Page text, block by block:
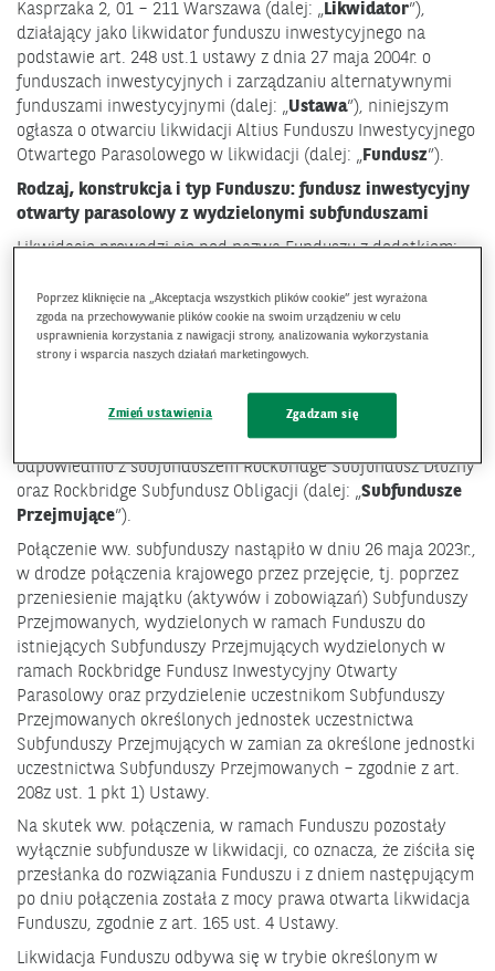
Kasprzaka 2, 01 – 211 Warszawa (dalej: „Likwidator”),
działający jako likwidator funduszu inwestycyjnego na
podstawie art. 248 ust.1 ustawy z dnia 27 maja 2004r. o
funduszach inwestycyjnych i zarządzaniu alternatywnymi
funduszami inwestycyjnymi (dalej: „Ustawa”), niniejszym
ogłasza o otwarciu likwidacji Altius Funduszu Inwestycyjnego
Otwartego Parasolowego w likwidacji (dalej: „Fundusz”).
Rodzaj, konstrukcja i typ Funduszu: fundusz inwestycyjny
otwarty parasolowy z wydzielonymi subfunduszami
Likwidację prowadzi się pod nazwą Funduszu z dodatkiem:
połączenie subfunduszu ALTIUS Subfundusz Absolutnej Stopy
Zwrotu Dłużny oraz subfunduszu ALTIUS Subfundusz
Konserwatywny wydzielonych w ramach Funduszu (dalej:
wydzielonymi w ramach funduszu Rockbridge Fundusz
Inwestycyjny Otwarty Parasolowy, zarządzanego przez
Rockbridge Towarzystwo Funduszy Inwestycyjnych S.A. –
odpowiednio z subfunduszem Rockbridge Subfundusz Dłużny
oraz Rockbridge Subfundusz Obligacji (dalej: „Subfundusze
Przejmujące”).
Połączenie ww. subfunduszy nastąpiło w dniu 26 maja 2023r.,
w drodze połączenia krajowego przez przejęcie, tj. poprzez
przeniesienie majątku (aktywów i zobowiązań) Subfunduszy
Przejmowanych, wydzielonych w ramach Funduszu do
istniejących Subfunduszy Przejmujących wydzielonych w
ramach Rockbridge Fundusz Inwestycyjny Otwarty
Parasolowy oraz przydzielenie uczestnikom Subfunduszy
Przejmowanych określonych jednostek uczestnictwa
Subfunduszy Przejmujących w zamian za określone jednostki
uczestnictwa Subfunduszy Przejmowanych – zgodnie z art.
208z ust. 1 pkt 1) Ustawy.
Na skutek ww. połączenia, w ramach Funduszu pozostały
wyłącznie subfundusze w likwidacji, co oznacza, że ziściła się
przesłanka do rozwiązania Funduszu i z dniem następującym
po dniu połączenia została z mocy prawa otwarta likwidacja
Funduszu, zgodnie z art. 165 ust. 4 Ustawy.
Likwidacja Funduszu odbywa się w trybie określonym w
Poprzez kliknięcie na „Akceptacja wszystkich plików cookie” jest wyrażona
zgoda na przechowywanie plików cookie na swoim urządzeniu w celu
usprawnienia korzystania z nawigacji strony, analizowania wykorzystania
strony i wsparcia naszych działań marketingowych.
Zmień ustawienia Zgadzam się